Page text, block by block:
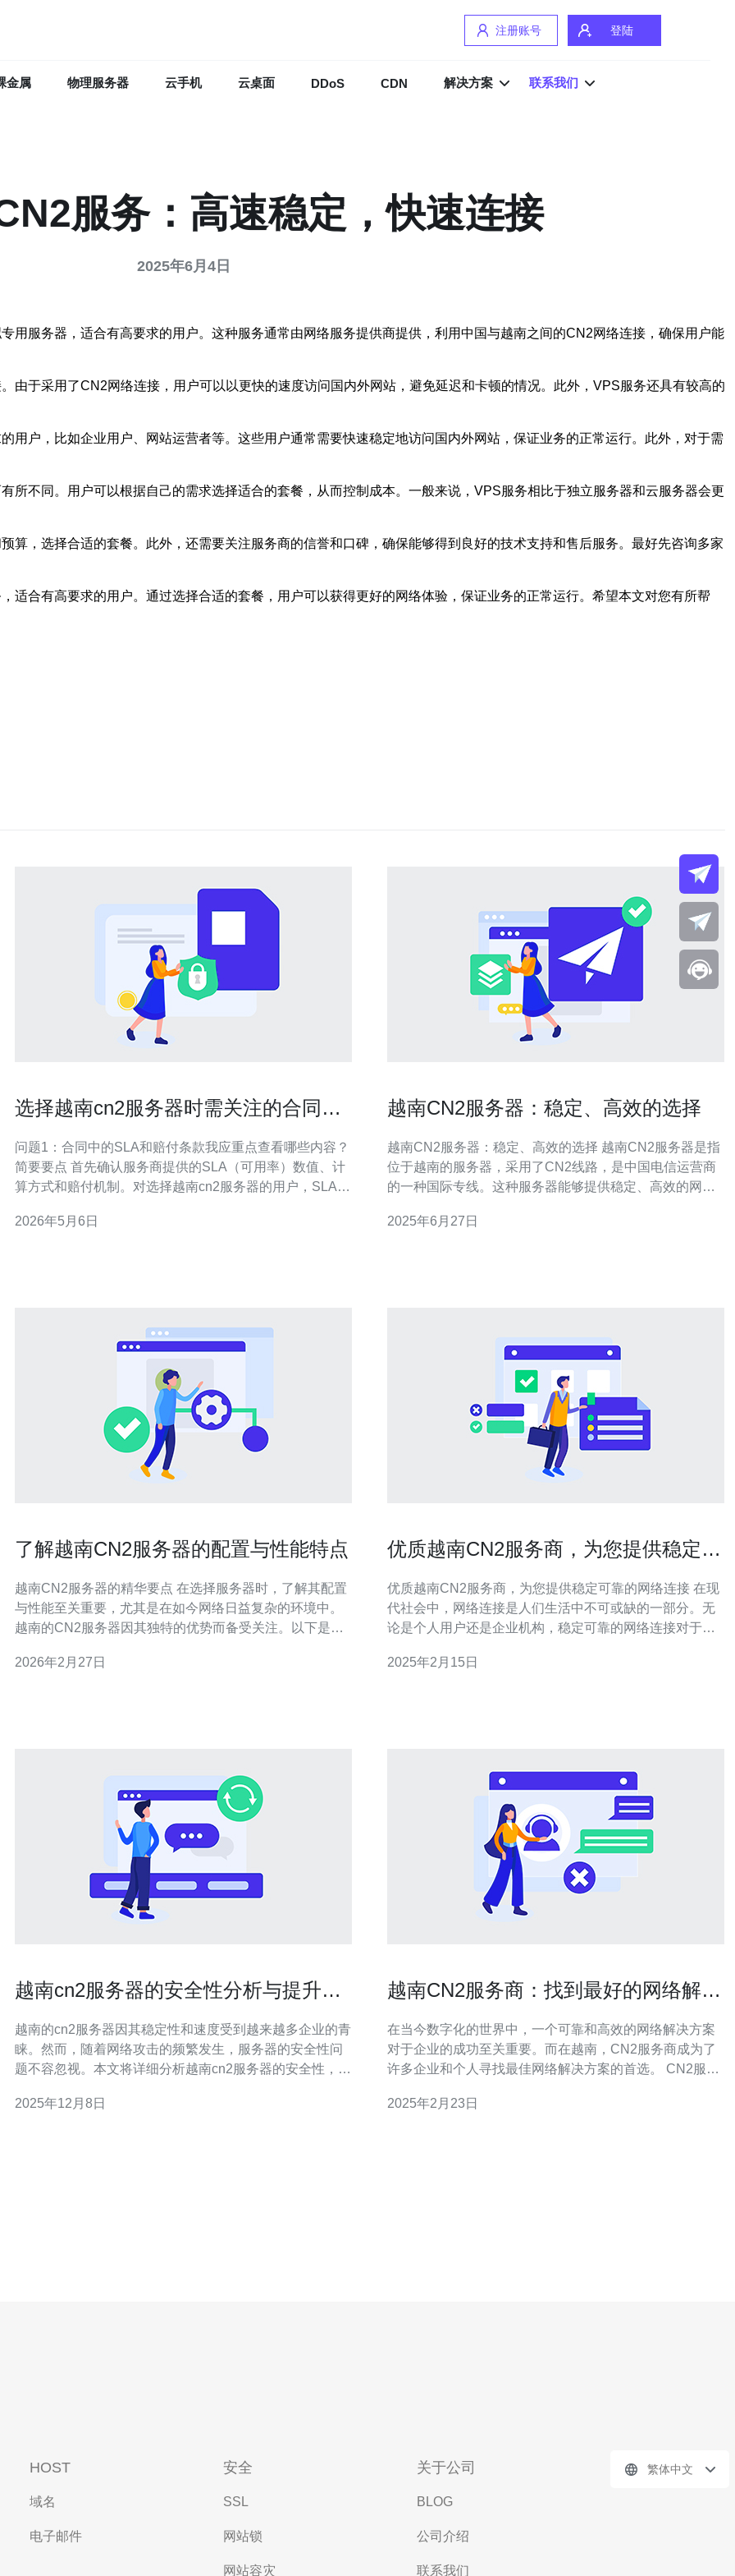
注册账号 登陆
金属 物理服务器 云手机 云桌面 DDoS CDN 解决方案 联系我们
服务：高速稳定，快速连接
2025年6月4日
用服务器，适合有高要求的用户。这种服务通常由网络服务提供商提供，利用中国与越南之间的CN2网络连接，确保用户能
由于采用了CN2网络连接，用户可以以更快的速度访问国内外网站，避免延迟和卡顿的情况。此外，VPS服务还具有较高的
用户，比如企业用户、网站运营者等。这些用户通常需要快速稳定地访问国内外网站，保证业务的正常运行。此外，对于需
所不同。用户可以根据自己的需求选择适合的套餐，从而控制成本。一般来说，VPS服务相比于独立服务器和云服务器会更
算，选择合适的套餐。此外，还需要关注服务商的信誉和口碑，确保能够得到良好的技术支持和售后服务。最好先咨询多家
适合有高要求的用户。通过选择合适的套餐，用户可以获得更好的网络体验，保证业务的正常运行。希望本文对您有所帮
选择越南cn2服务器时需关注的合同条
问题1：合同中的SLA和赔付条款我应重点查看哪些内容？
简要要点 首先确认服务商提供的SLA（可用率）数值、计
算方式和赔付机制。对选择越南cn2服务器的用户，SLA通
合同要写明故障起止如何界定、免赔项（如不可抗力、客
2026年5月6日
越南CN2服务器：稳定、高效的选择
越南CN2服务器：稳定、高效的选择 越南CN2服务器是指
位于越南的服务器，采用了CN2线路，是中国电信运营商
的一种国际专线。这种服务器能够提供稳定、高效的网络
2025年6月27日
了解越南CN2服务器的配置与性能特点
越南CN2服务器的精华要点 在选择服务器时，了解其配置
与性能至关重要，尤其是在如今网络日益复杂的环境中。
越南的CN2服务器因其独特的优势而备受关注。以下是三
的技术，提供了更低的延迟和更高的稳定性。 灵活的配置
2026年2月27日
优质越南CN2服务商，为您提供稳定可
优质越南CN2服务商，为您提供稳定可靠的网络连接 在现
代社会中，网络连接是人们生活中不可或缺的一部分。无
论是个人用户还是企业机构，稳定可靠的网络连接对于顺
优质服务是人们首要考虑的因素之一。在众多服务商中，
2025年2月15日
越南cn2服务器的安全性分析与提升方
越南的cn2服务器因其稳定性和速度受到越来越多企业的青
睐。然而，随着网络攻击的频繁发生，服务器的安全性问
题不容忽视。本文将详细分析越南cn2服务器的安全性，并
讨论安全性之前，我们首先需要了解越南cn2服务器的基本
2025年12月8日
越南CN2服务商：找到最好的网络解决
在当今数字化的世界中，一个可靠和高效的网络解决方案
对于企业的成功至关重要。而在越南，CN2服务商成为了
许多企业和个人寻找最佳网络解决方案的首选。 CN2服务
务提供商。CN2（China Telecom Next Carrier Network）
2025年2月23日
HOST
域名
电子邮件
安全
SSL
网站锁
网站容灾
关于公司
BLOG
公司介绍
联系我们
繁体中文